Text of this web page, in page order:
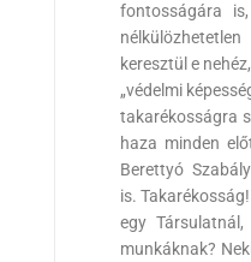
fontosságára
keresztül e
„védelmi
takarékosságra
haza minden
Berettyó
is.
egy
munkáknak?